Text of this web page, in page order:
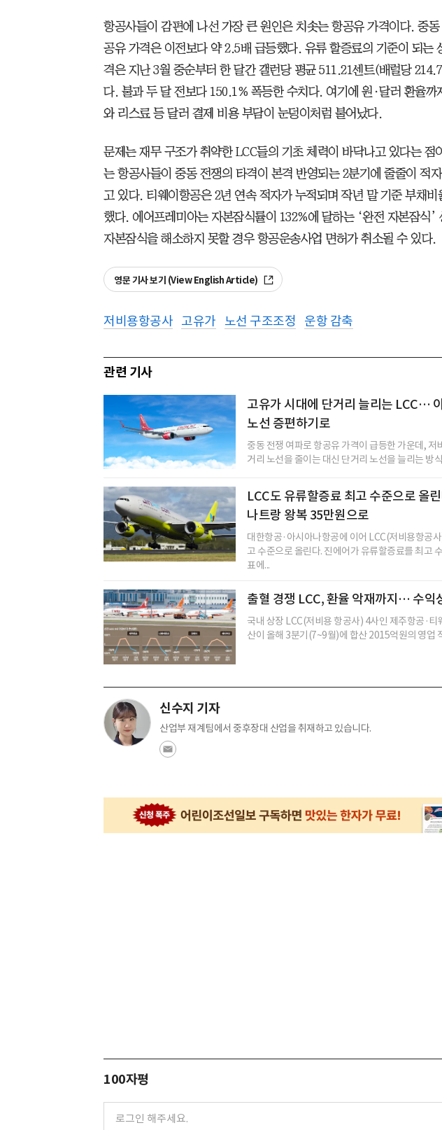
항공사들이 감편에 나선 가장 큰 원인은 치솟는 항공유 가격이다. 중
공유 가격은 이전보다 약 2.5배 급등했다. 유류 할증료의 기준이 되는
격은 지난 3월 중순부터 한 달간 갤런당 평균 511.21센트(배럴당
다. 불과 두 달 전보다 150.1% 폭등한 수치다. 여기에 원·달러 환율까
와 리스료 등 달러 결제 비용 부담이 눈덩이처럼 불어났다.
문제는 재무 구조가 취약한 LCC들의 기초 체력이 바닥나고 있다는 점
는 항공사들이 중동 전쟁의 타격이 본격 반영되는 2분기에 줄줄이 적
고 있다. 티웨이항공은 2년 연속 적자가 누적되며 작년 말 기준 부채비
했다. 에어프레미아는 자본잠식률이 132%에 달하는 ‘완전 자본잠식’
자본잠식을 해소하지 못할 경우 항공운송사업 면허가 취소될 수 있다.
영문 기사 보기 (View English Article)
저비용항공사 고유가 노선 구조조정 운항 감축
관련 기사
고유가 시대에 단거리 늘리는 LCC…
노선 증편하기로
중동 전쟁 여파로 항공유 가격이 급등한 가운데, 저
거리 노선을 줄이는 대신 단거리 노선을 늘리는 방
LCC도 유류할증료 최고 수준으로 올
나트랑 왕복 35만원으로
대한항공·아시아나항공에 이어 LCC(저비용항공
고 수준으로 올린다. 진에어가 유류할증료를 최고
표에...
출혈 경쟁 LCC, 환율 악재까지… 수익
국내 상장 LCC(저비용 항공사) 4사인 제주항공·
산이 올해 3분기(7~9월)에 합산 2015억원의 영업
신수지 기자
산업부 재계팀에서 중후장대 산업을 취재하고 있습니다.
100자평